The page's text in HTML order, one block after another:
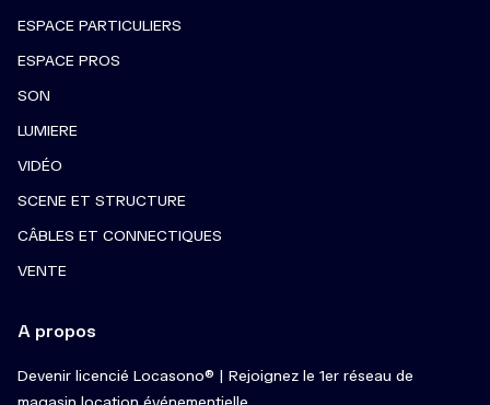
ESPACE PARTICULIERS
ESPACE PROS
SON
LUMIERE
VIDÉO
SCENE ET STRUCTURE
CÂBLES ET CONNECTIQUES
VENTE
A propos
Devenir licencié Locasono® | Rejoignez le 1er réseau de